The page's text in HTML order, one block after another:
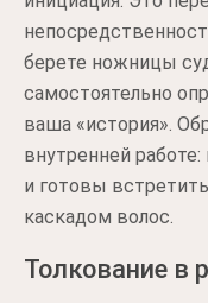
берете ножницы
самостоятельно
ваша «история».
внутренней
и готовы
каскадом волос.
Толкование в